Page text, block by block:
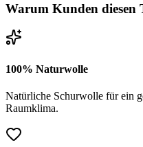
Warum Kunden diesen
100% Naturwolle
Natürliche Schurwolle für ein
Raumklima.